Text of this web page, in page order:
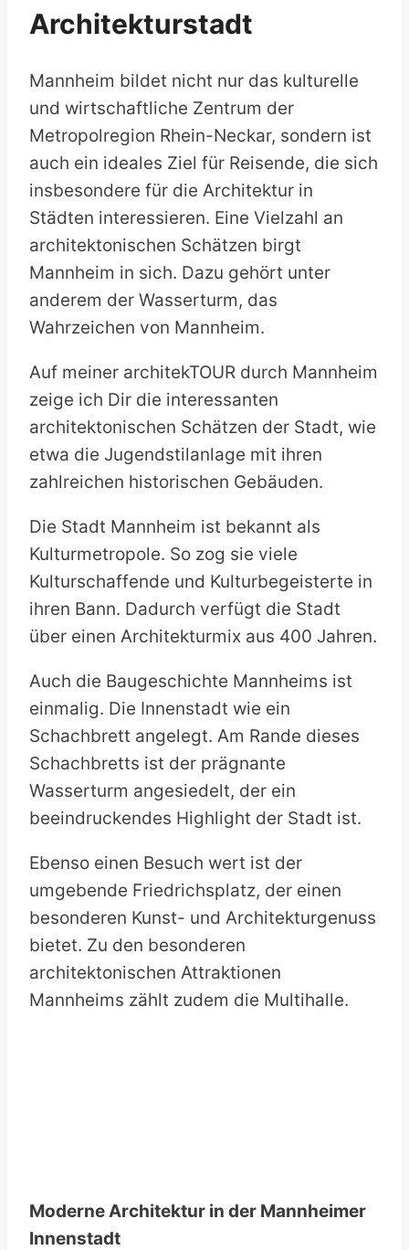
Architekturstadt
Mannheim bildet nicht nur das kulturelle
und wirtschaftliche Zentrum der
Metropolregion Rhein-Neckar, sondern ist
auch ein ideales Ziel für Reisende, die sich
insbesondere für die Architektur in
Städten interessieren. Eine Vielzahl an
architektonischen Schätzen birgt
Mannheim in sich. Dazu gehört unter
anderem der Wasserturm, das
Wahrzeichen von Mannheim.
Auf meiner architekTOUR durch Mannheim
zeige ich Dir die interessanten
architektonischen Schätzen der Stadt, wie
etwa die Jugendstilanlage mit ihren
zahlreichen historischen Gebäuden.
Die Stadt Mannheim ist bekannt als
Kulturmetropole. So zog sie viele
Kulturschaffende und Kulturbegeisterte in
ihren Bann. Dadurch verfügt die Stadt
über einen Architekturmix aus 400 Jahren.
Auch die Baugeschichte Mannheims ist
einmalig. Die Innenstadt wie ein
Schachbrett angelegt. Am Rande dieses
Schachbretts ist der prägnante
Wasserturm angesiedelt, der ein
beeindruckendes Highlight der Stadt ist.
Ebenso einen Besuch wert ist der
umgebende Friedrichsplatz, der einen
besonderen Kunst- und Architekturgenuss
bietet. Zu den besonderen
architektonischen Attraktionen
Mannheims zählt zudem die Multihalle.
Moderne Architektur in der Mannheimer
Innenstadt